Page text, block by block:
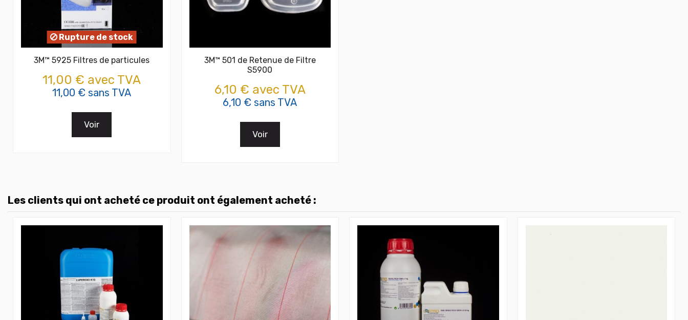
Rupture de stock
3M™ 5925 Filtres de particules
11,00 € avec TVA
11,00 € sans TVA
Voir
3M™ 501 de Retenue de Filtre
S5900
6,10 € avec TVA
6,10 € sans TVA
Voir
Les clients qui ont acheté ce produit ont également acheté :